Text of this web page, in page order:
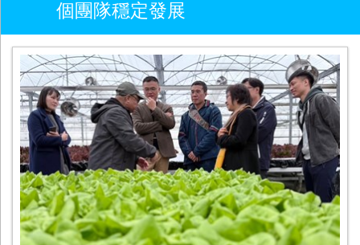
個團隊穩定發展